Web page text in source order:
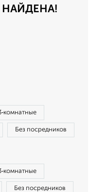
Без посредников
Без посредников